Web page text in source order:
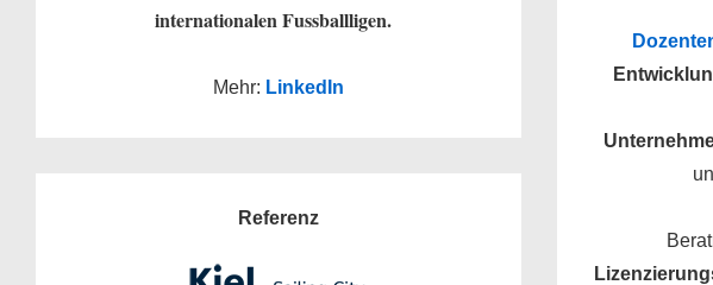
internationalen Fussballligen.
Mehr: LinkedIn
Referenz